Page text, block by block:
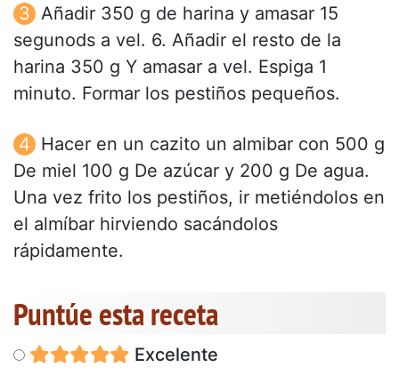
Añadir 350 g de harina y amasar 15
segunods a vel. 6. Añadir el resto de la
harina 350 g Y amasar a vel. Espiga 1
minuto. Formar los pestiños pequeños.
Hacer en un cazito un almibar con 500 g
De miel 100 g De azúcar y 200 g De agua.
Una vez frito los pestiños, ir metiéndolos en
el almíbar hirviendo sacándolos
rápidamente.
Puntúe esta receta
Excelente